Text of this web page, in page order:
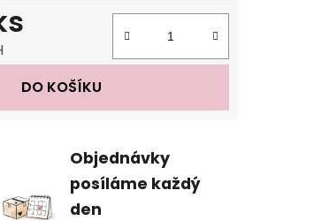
DO KOŠÍKU
Objednávky
posíláme každý
den